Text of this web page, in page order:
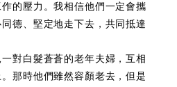
的壓力。我相信他們一定會攜
德、堅定地走下去，共同抵達
對白髮蒼蒼的老年夫婦，互相
那時他們雖然容顏老去，但是